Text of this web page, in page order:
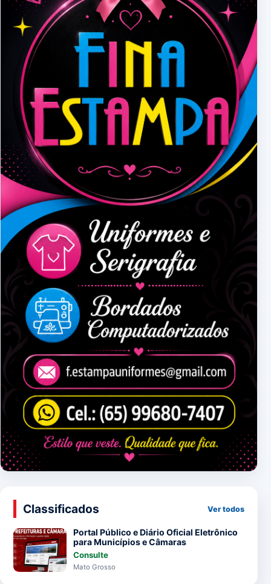
Classificados Ver todos
Portal Público e Diário Oficial Eletrônico
para Municípios e Câmaras
Consulte
Mato Grosso